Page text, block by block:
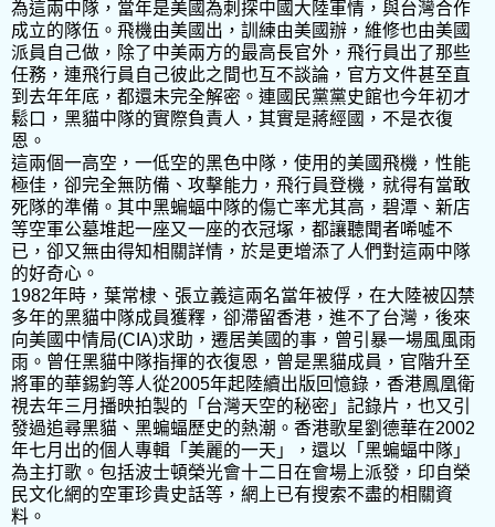
為這兩中隊，當年是美國為刺探中國大陸軍情，與台灣合作
成立的隊伍。飛機由美國出，訓練由美國辦，維修也由美國
派員自己做，除了中美兩方的最高長官外，飛行員出了那些
任務，連飛行員自己彼此之間也互不談論，官方文件甚至直
到去年年底，都還未完全解密。連國民黨黨史館也今年初才
鬆口，黑貓中隊的實際負責人，其實是蔣經國，不是衣復
恩。
這兩個一高空，一低空的黑色中隊，使用的美國飛機，性能
極佳，卻完全無防備、攻擊能力，飛行員登機，就得有當敢
死隊的準備。其中黑蝙蝠中隊的傷亡率尤其高，碧潭、新店
等空軍公墓堆起一座又一座的衣冠塚，都讓聽聞者唏噓不
已，卻又無由得知相關詳情，於是更增添了人們對這兩中隊
的好奇心。
1982年時，葉常棣、張立義這兩名當年被俘，在大陸被囚禁
多年的黑貓中隊成員獲釋，卻滯留香港，進不了台灣，後來
向美國中情局(CIA)求助，遷居美國的事，曾引暴一場風風雨
雨。曾任黑貓中隊指揮的衣復恩，曾是黑貓成員，官階升至
將軍的華錫鈞等人從2005年起陸續出版回憶錄，香港鳳凰衛
視去年三月播映拍製的「台灣天空的秘密」記錄片，也又引
發過追尋黑貓、黑蝙蝠歷史的熱潮。香港歌星劉德華在2002
年七月出的個人專輯「美麗的一天」，還以「黑蝙蝠中隊」
為主打歌。包括波士頓榮光會十二日在會場上派發，印自榮
民文化網的空軍珍貴史話等，網上已有搜索不盡的相關資
料。